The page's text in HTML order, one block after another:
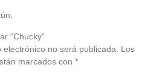
“Chucky”
no será publicada.
Los
marcados con *